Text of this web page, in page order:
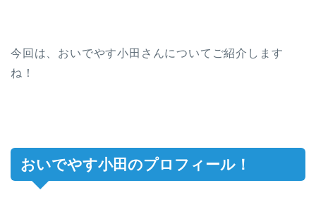
今回は、おいでやす小田さんについてご紹介します
ね！
おいでやす小田のプロフィール！